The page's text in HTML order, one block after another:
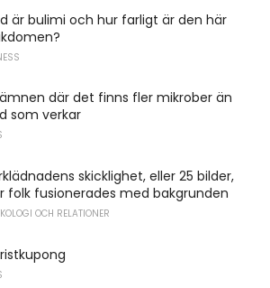
är bulimi och hur farligt är den här
ämnen där det finns fler mikrober än
som verkar
skicklighet, eller 25 bilder,
folk fusionerades med bakgrunden
OCH RELATIONER